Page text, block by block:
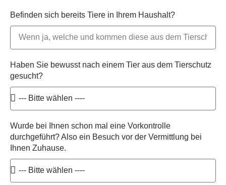
Befinden sich bereits Tiere in Ihrem Haushalt?
Haben Sie bewusst nach einem Tier aus dem Tierschutz
gesucht?
Wurde bei Ihnen schon mal eine Vorkontrolle
durchgeführt? Also ein Besuch vor der Vermittlung bei
Ihnen Zuhause.